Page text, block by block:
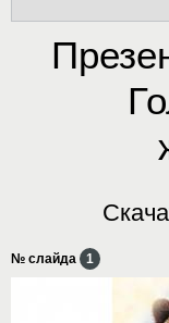
№ слайда 1